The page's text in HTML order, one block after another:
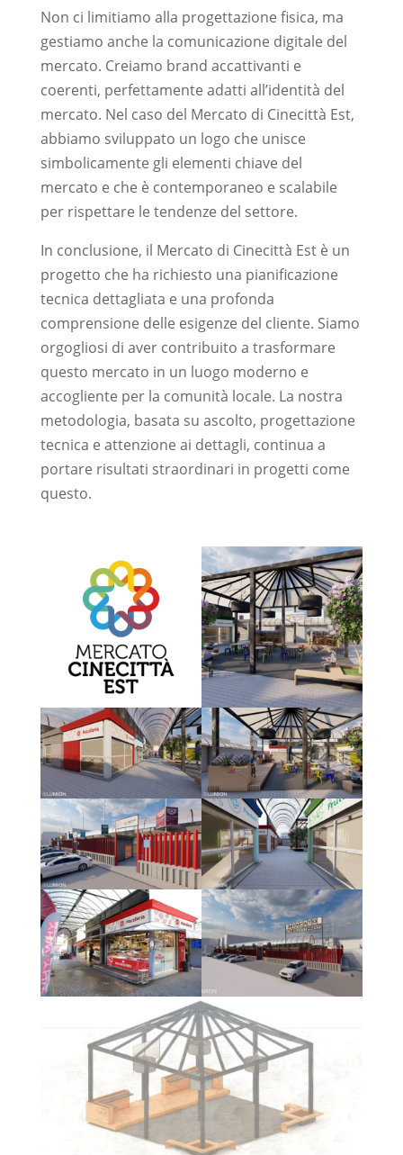
Non ci limitiamo alla progettazione fisica, ma
gestiamo anche la comunicazione digitale del
mercato. Creiamo brand accattivanti e
coerenti, perfettamente adatti all’identità del
mercato. Nel caso del Mercato di Cinecittà Est,
abbiamo sviluppato un logo che unisce
simbolicamente gli elementi chiave del
mercato e che è contemporaneo e scalabile
per rispettare le tendenze del settore.
In conclusione, il Mercato di Cinecittà Est è un
progetto che ha richiesto una pianificazione
tecnica dettagliata e una profonda
comprensione delle esigenze del cliente. Siamo
orgogliosi di aver contribuito a trasformare
questo mercato in un luogo moderno e
accogliente per la comunità locale. La nostra
metodologia, basata su ascolto, progettazione
tecnica e attenzione ai dettagli, continua a
portare risultati straordinari in progetti come
questo.